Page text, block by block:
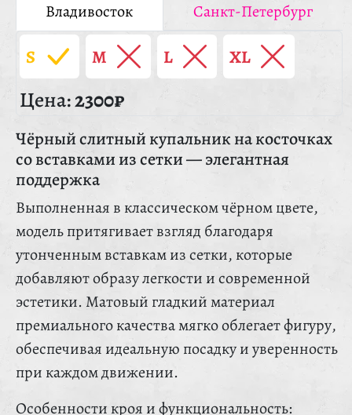
Владивосток
Санкт-Петербург
S M L XL
Цена:2300₽
Чёрный слитный купальник на косточках
со вставками из сетки — элегантная
поддержка
Выполненная в классическом чёрном цвете,
модель притягивает взгляд благодаря
утонченным вставкам из сетки, которые
добавляют образу легкости и современной
эстетики. Матовый гладкий материал
премиального качества мягко облегает фигуру,
обеспечивая идеальную посадку и уверенность
при каждом движении.
Особенности кроя и функциональность: